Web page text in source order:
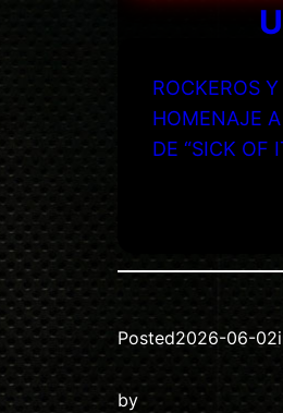
ROCKEROS
HOMENAJE
DE “SICK OF
Posted2026-06-02
by